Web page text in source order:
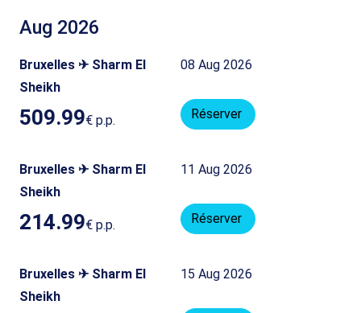
Aug 2026
Bruxelles ✈ Sharm El
Sheikh
08 Aug 2026
509.99€ p.p. Réserver
Bruxelles ✈ Sharm El
Sheikh
11 Aug 2026
214.99€ p.p. Réserver
Bruxelles ✈ Sharm El
Sheikh
15 Aug 2026